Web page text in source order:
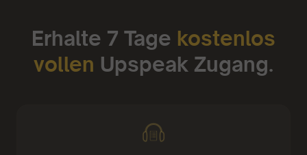
Erhalte 7 Tage kostenlos
vollen Upspeak Zugang.